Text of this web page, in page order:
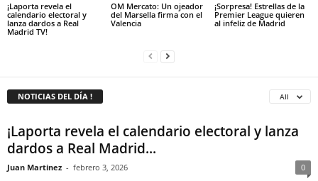
¡Laporta revela el
calendario electoral y
lanza dardos a Real
Madrid TV!
OM Mercato: Un ojeador
del Marsella firma con el
Valencia
¡Sorpresa! Estrellas de la
Premier League quieren
al infeliz de Madrid
NOTICIAS DEL DÍA ! All
¡Laporta revela el calendario electoral y lanza
dardos a Real Madrid...
Juan Martinez - febrero 3, 2026 0